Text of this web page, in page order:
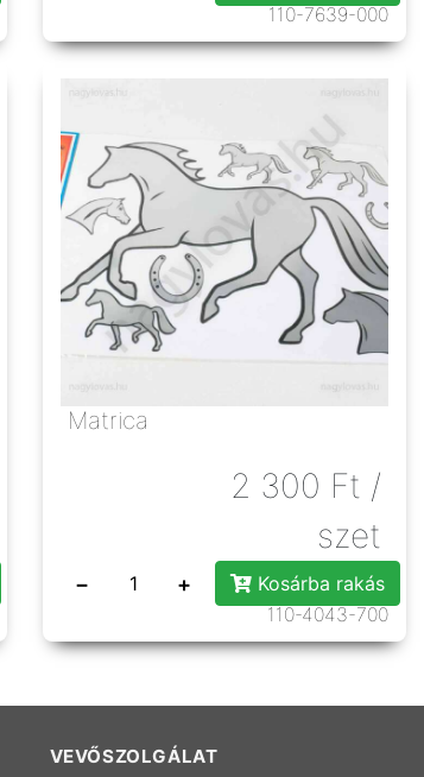
110-7639-000
Matrica
2 300 Ft /
szet
− +
Kosárba rakás
110-4043-700
VEVŐSZOLGÁLAT